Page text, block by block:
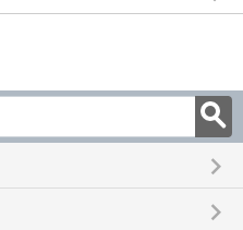
keyboard_arrow_right
keyboard_arrow_right